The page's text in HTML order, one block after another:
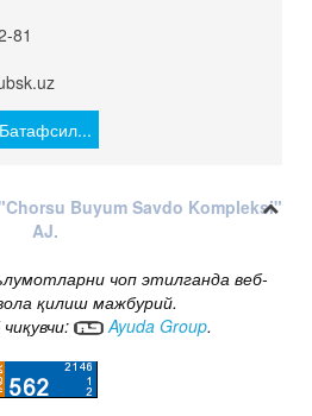
81
Батафсил...
Buyum Savdo Kompleksi"
AJ.
чоп этилганда веб-
қилиш мажбурий.
Ayuda Group.